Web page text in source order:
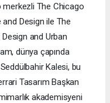
merkezli The Chicago
Design ile The
and Urban
dünya çapında
Kalesi, bu
Tasarım Başkan
akademisyeni